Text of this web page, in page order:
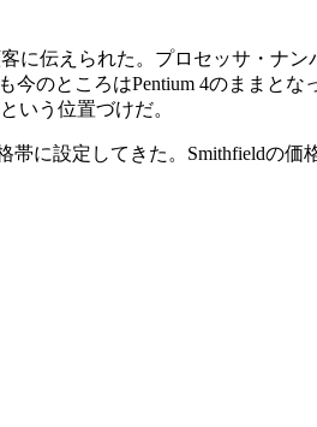
伝えられた。プロセッサ・ナン
のところはPentium 4のままと
いう位置づけだ。
に設定してきた。Smithfieldの価